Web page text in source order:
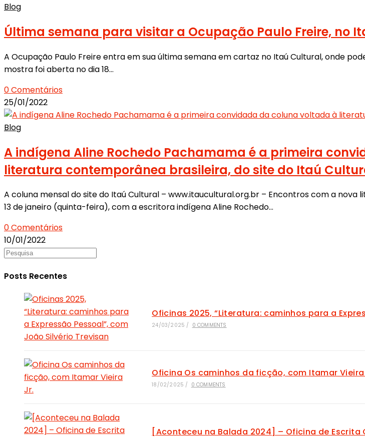
Blog
Última semana para visitar a Ocupação Paulo Freire, no
A Ocupação Paulo Freire entra em sua última semana em cartaz no Itaú Cultural, onde
mostra foi aberta no dia 18…
0 Comentários
25/01/2022
Blog
A indígena Aline Rochedo Pachamama é a primeira
literatura contemporânea brasileira, do site do Itaú
A coluna mensal do site do Itaú Cultural – www.itaucultural.org.br – Encontros com a
13 de janeiro (quinta-feira), com a escritora indígena Aline Rochedo…
0 Comentários
10/01/2022
Posts Recentes
Oficinas 2025, “Literatura: caminhos para a
24/03/2025 / 0 COMMENTS
Oficina Os caminhos da ficção, com Itamar
18/02/2025 / 0 COMMENTS
[Aconteceu na Balada 2024] – Oficina de